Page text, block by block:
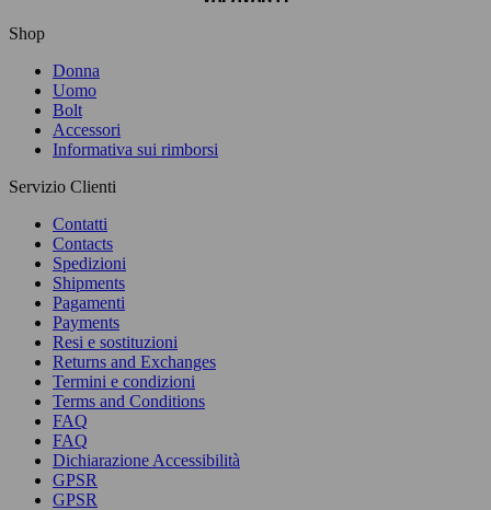
Shop
Donna
Uomo
Bolt
Accessori
Informativa sui rimborsi
Servizio Clienti
Contatti
Contacts
Spedizioni
Shipments
Pagamenti
Payments
Resi e sostituzioni
Returns and Exchanges
Termini e condizioni
Terms and Conditions
FAQ
FAQ
Dichiarazione Accessibilità
GPSR
GPSR